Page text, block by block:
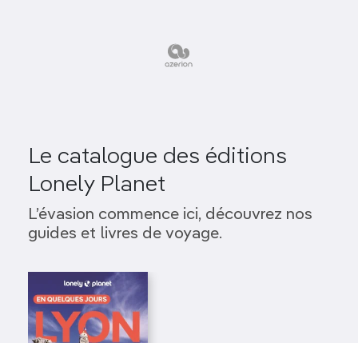
Le catalogue des éditions
Lonely Planet
L’évasion commence ici, découvrez nos
guides et livres de voyage.